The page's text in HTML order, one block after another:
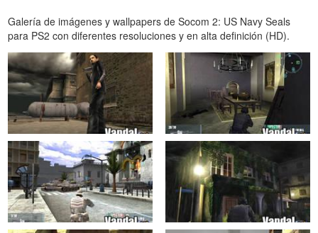
Galería de imágenes y wallpapers de Socom 2: US Navy Seals
para PS2 con diferentes resoluciones y en alta definición (HD).